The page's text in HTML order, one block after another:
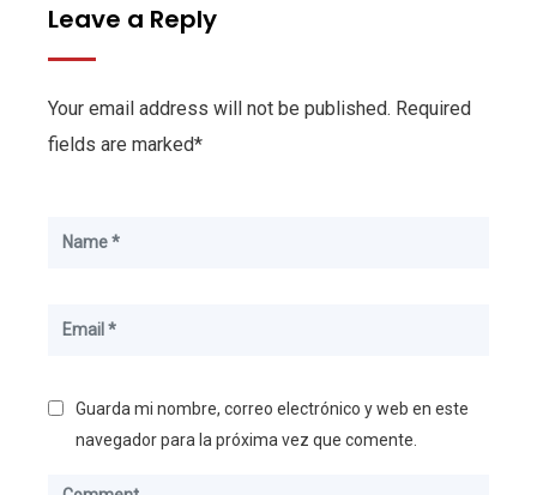
Leave a Reply
Your email address will not be published. Required
fields are marked*
Guarda mi nombre, correo electrónico y web en este
navegador para la próxima vez que comente.